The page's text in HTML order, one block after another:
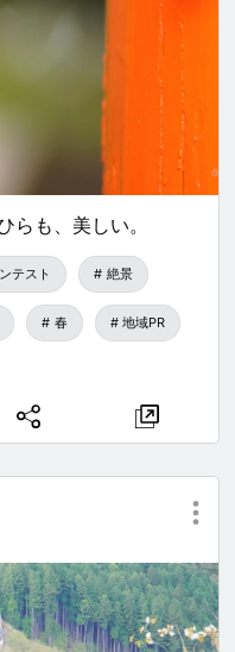
らも、美しい。
テスト 絶景
春 地域PR